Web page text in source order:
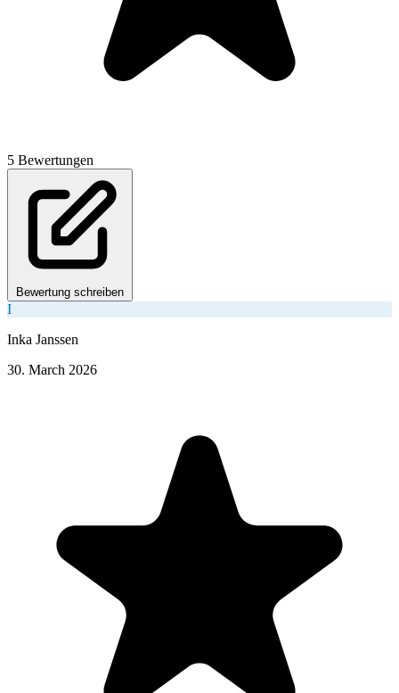
5 Bewertungen
Bewertung schreiben
I
Inka Janssen
30. March 2026